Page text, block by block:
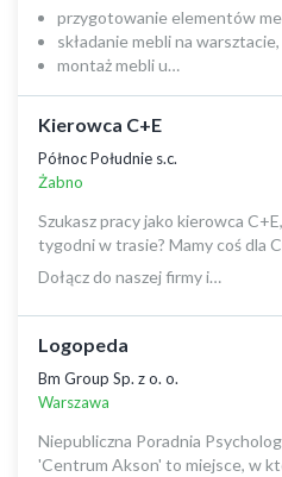
przygotowanie elementów
składanie mebli na warsztacie,
montaż mebli u…
Kierowca C+E
Północ Południe s.c.
Żabno
Szukasz pracy jako kierowca
tygodni w trasie? Mamy coś dla
Dołącz do naszej firmy i…
Logopeda
Bm Group Sp. z o. o.
Warszawa
Niepubliczna Poradnia
'Centrum Akson' to miejsce, w